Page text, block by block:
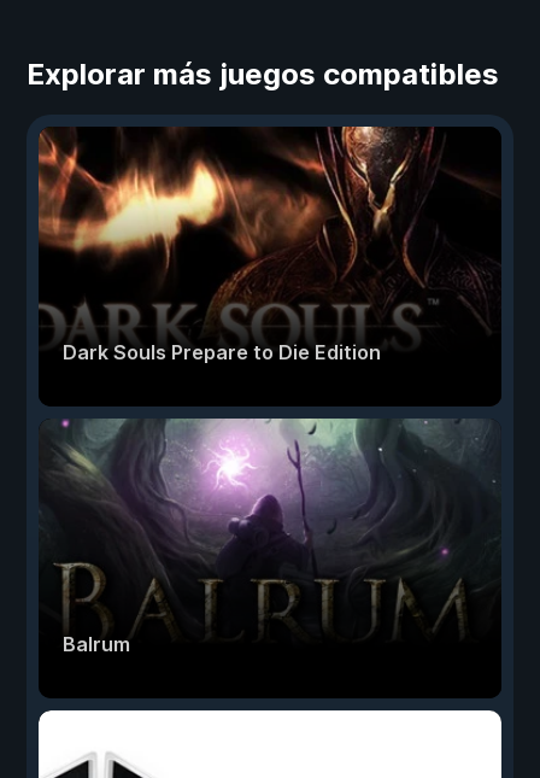
Explorar más juegos compatibles
Dark Souls Prepare to Die Edition
Balrum